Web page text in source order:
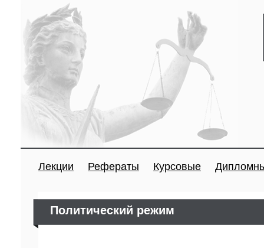
Лекции Рефераты Курсовые
Политический режим